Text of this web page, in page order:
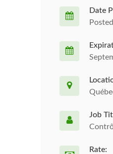
Date
Job
Rate: